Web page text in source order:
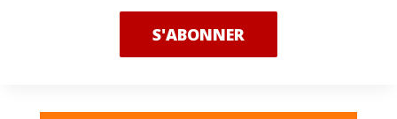
S'ABONNER